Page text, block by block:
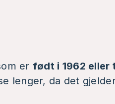
er født i 1962 eller
lenger, da det